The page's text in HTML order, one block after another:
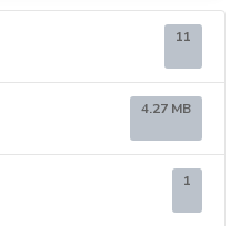
11
4.27 MB
1